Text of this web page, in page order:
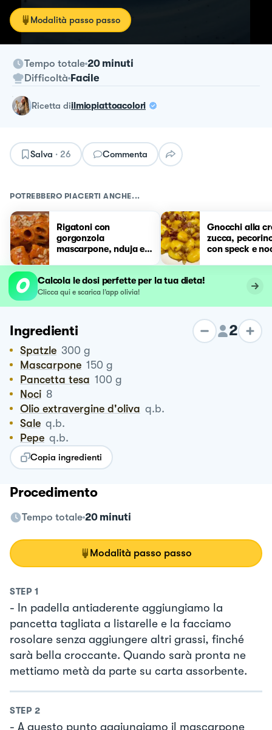
Modalità passo passo
Tempo totale 20 minuti
Difficoltà Facile
ricetta diilmiopiattoacolori
Salva · 26 Commenta
POTREBBERO PIACERTI ANCHE...
Rigatoni con
gorgonzola
mascarpone, nduja e
Gnocchi alla
zucca,
con speck e
Calcola le dosi perfette per la tua dieta!
Clicca qui e scarica l’app olivia!
Ingredienti 2
Spatzle 300 g
Mascarpone 150 g
Pancetta tesa 100 g
Noci 8
Olio extravergine d'oliva q.b.
Sale q.b.
Pepe q.b.
Copia ingredienti
Procedimento
Tempo totale 20 minuti
Modalità passo passo
STEP 1
- In padella antiaderente aggiungiamo la
pancetta tagliata a listarelle e la facciamo
rosolare senza aggiungere altri grassi, finché
sarà bella croccante. Quando sarà pronta ne
mettiamo metà da parte su carta assorbente.
STEP 2
- A questo punto aggiungiamo il mascarpone